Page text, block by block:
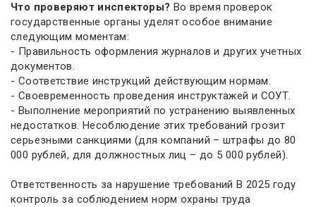
Что проверяют инспекторы? Во время проверок
государственные органы уделят особое внимание
следующим моментам:
- Правильность оформления журналов и других учетных
документов.
- Соответствие инструкций действующим нормам.
- Своевременность проведения инструктажей и СОУТ.
- Выполнение мероприятий по устранению выявленных
недостатков. Несоблюдение этих требований грозит
серьезными санкциями (для компаний – штрафы до 80
000 рублей, для должностных лиц – до 5 000 рублей).
Ответственность за нарушение требований В 2025 году
контроль за соблюдением норм охраны труда